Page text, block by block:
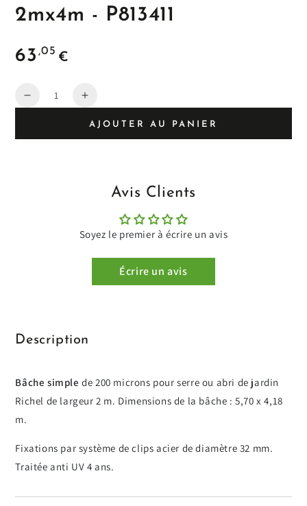
2mx4m - P813411
Prix
habituel
63 ,05 €
Quantité
Diminuer
Augmenter
quantité
AJOUTER AU PANIER
Avis Clients
Soyez le premier à écrire un avis
Écrire un avis
Description
Bâche simple de 200 microns pour serre ou abri de jardin
Richel de largeur 2 m. Dimensions de la bâche : 5,70 x 4,18
m.
Fixations par système de clips acier de diamètre 32 mm.
Traitée anti UV 4 ans.